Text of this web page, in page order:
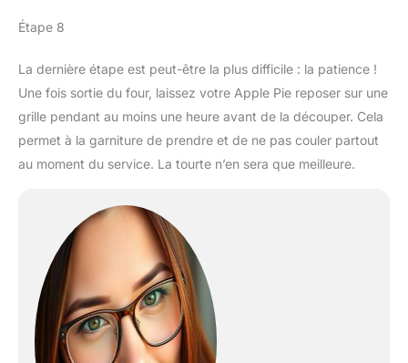
Étape 8
La dernière étape est peut-être la plus difficile : la patience !
Une fois sortie du four, laissez votre Apple Pie reposer sur une
grille pendant au moins une heure avant de la découper. Cela
permet à la garniture de prendre et de ne pas couler partout
au moment du service. La tourte n’en sera que meilleure.